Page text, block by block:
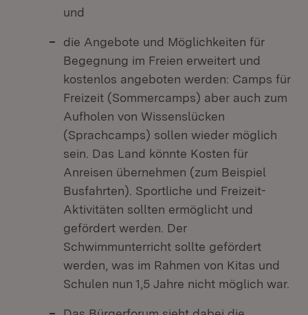
und
die Angebote und Möglichkeiten für
Begegnung im Freien erweitert und
kostenlos angeboten werden: Camps für
Freizeit (Sommercamps) aber auch zum
Aufholen von Wissenslücken
(Sprachcamps) sollen wieder möglich
sein. Das Land könnte Kosten für
Anreisen übernehmen (zum Beispiel
Busfahrten). Sportliche und Freizeit-
Aktivitäten sollten ermöglicht und
gefördert werden. Der
Schwimmunterricht sollte gefördert
werden, was im Rahmen von Kitas und
Schulen nun 1,5 Jahre nicht möglich war.